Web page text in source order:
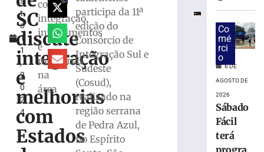
t
o
1
1
,
2
0
2
4
SC
discute
integração
e
melhorias
com
Estados
como
integração,
investimentos
e
melhorias
na
área
participa da 11ª
edição do
Consórcio de
Integração Sul e
Sudeste
(Cosud),
realizado na
região serrana
de Pedra Azul,
no Espírito
SC-
cabine
destruída
Lebon
Régis
Co
mé
rci
o
6 DE
AGOSTO DE
2026
Sábado
Fácil
terá